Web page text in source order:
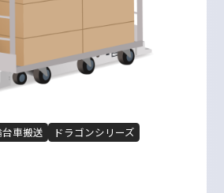
車搬送
ドラゴンシリーズ